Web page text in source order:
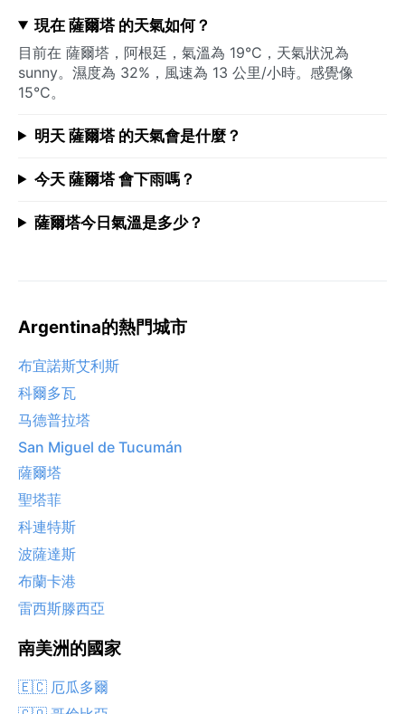
現在 薩爾塔 的天氣如何？
目前在 薩爾塔，阿根廷，氣溫為 19°C，天氣狀況為
sunny。濕度為 32%，風速為 13 公里/小時。感覺像
15°C。
明天 薩爾塔 的天氣會是什麼？
今天 薩爾塔 會下雨嗎？
薩爾塔今日氣溫是多少？
Argentina的熱門城市
布宜諾斯艾利斯
科爾多瓦
马德普拉塔
San Miguel de Tucumán
薩爾塔
聖塔菲
科連特斯
波薩達斯
布蘭卡港
雷西斯滕西亞
南美洲的國家
🇪🇨 厄瓜多爾